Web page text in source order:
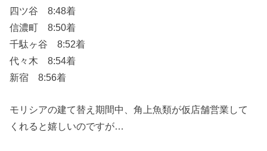
四ツ谷 8:48着
信濃町 8:50着
千駄ヶ谷 8:52着
代々木 8:54着
新宿 8:56着
モリシアの建て替え期間中、角上魚類が仮店舗営業して
くれると嬉しいのですが…